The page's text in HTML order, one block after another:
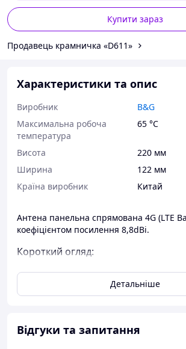
Купити зараз
Продавець крамничка «D611»
Характеристики та опис
Виробник
B&G
Максимальна робоча
температура
65 °С
Висота
220 мм
Ширина
122 мм
Країна виробник
Китай
Антена панельна спрямована 4G (LTE
коефіцієнтом посилення 8,8dBi.
Короткий огляд:
Спрямована 8,8dBi антена не
дальність сигналу та його силу, але
швидкість передавання даних
У комплекті постачається RG174
Детальніше
Відгуки та запитання